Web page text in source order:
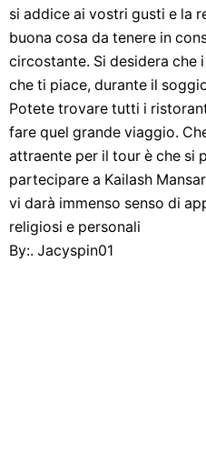
si addice ai vostri gusti e la
buona cosa da tenere in
circostante. Si desidera
che ti piace, durante il
Potete trovare tutti i
fare quel grande viaggio.
attraente per il tour è che si
partecipare a Kailash
vi darà immenso senso di
religiosi e personali
By:. Jacyspin01